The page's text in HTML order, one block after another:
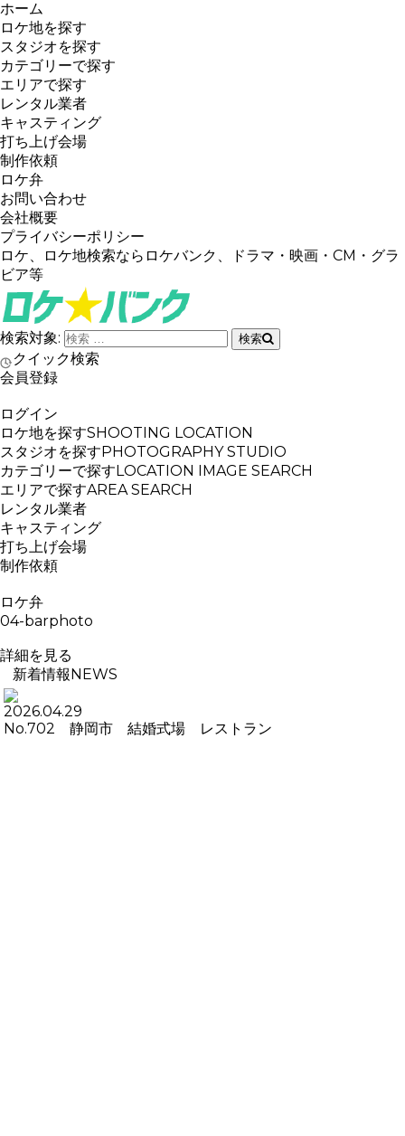
ホーム
ロケ地を探す
スタジオを探す
カテゴリーで探す
エリアで探す
レンタル業者
キャスティング
打ち上げ会場
制作依頼
ロケ弁
お問い合わせ
会社概要
プライバシーポリシー
ロケ、ロケ地検索ならロケバンク、ドラマ・映画・CM・グラ
ビア等
検索対象: 検索
クイック検索
会員登録
ログイン
ロケ地を探すSHOOTING LOCATION
スタジオを探すPHOTOGRAPHY STUDIO
カテゴリーで探すLOCATION IMAGE SEARCH
エリアで探すAREA SEARCH
レンタル業者
キャスティング
打ち上げ会場
制作依頼
ロケ弁
04-barphoto
詳細を見る
新着情報NEWS
2026.04.29
No.702 静岡市 結婚式場 レストラン